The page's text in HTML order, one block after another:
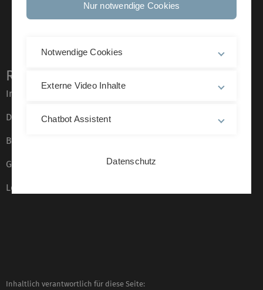
Rechtliche Hinweise
Impressum
Datenschutz
Barrierefreiheit
Gebärdensprache
Leichte Sprache
Inhaltlich verantwortlich für diese Seite:
Nur notwendige Cookies
Notwendige Cookies
Externe Video Inhalte
Chatbot Assistent
Datenschutz